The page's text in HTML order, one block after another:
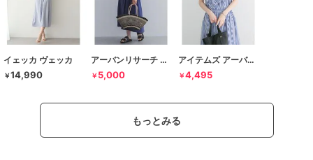
イェッカ ヴェッカ
￥14,990
アーバンリサーチ ドアーズ
￥ 5,000
アイテムズ アーバンリサーチ
￥4,495
もっとみる